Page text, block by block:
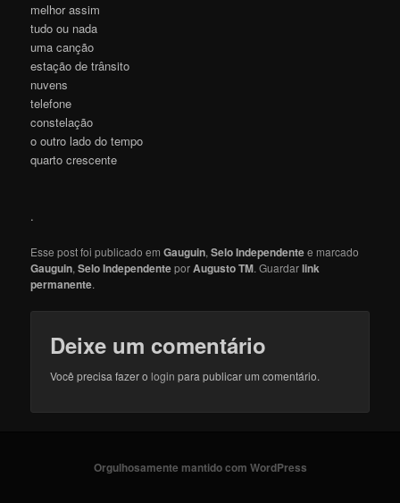
melhor assim
tudo ou nada
uma canção
estação de trânsito
nuvens
telefone
constelação
o outro lado do tempo
quarto crescente
.
Esse post foi publicado emGauguin,Selo Independentee marcado
Gauguin,Selo IndependenteporAugusto TM. Guardarlink
permanente.
Deixe um comentário
Você precisa fazer ologin para publicar um comentário.
Orgulhosamente mantido com WordPress